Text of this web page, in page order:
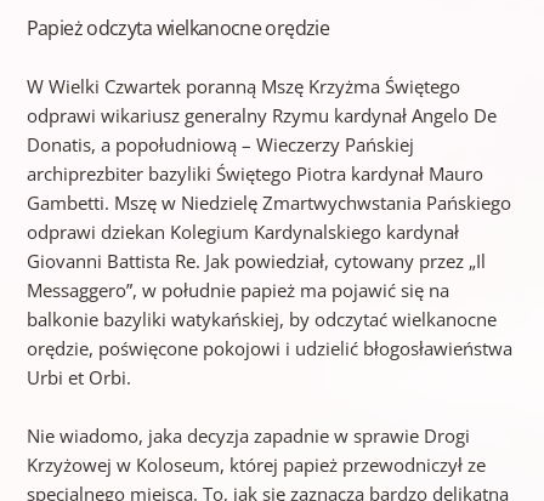
Papież odczyta wielkanocne orędzie
W Wielki Czwartek poranną Mszę Krzyżma Świętego
odprawi wikariusz generalny Rzymu kardynał Angelo De
Donatis, a popołudniową – Wieczerzy Pańskiej
archiprezbiter bazyliki Świętego Piotra kardynał Mauro
Gambetti. Mszę w Niedzielę Zmartwychwstania Pańskiego
odprawi dziekan Kolegium Kardynalskiego kardynał
Giovanni Battista Re. Jak powiedział, cytowany przez „Il
Messaggero”, w południe papież ma pojawić się na
balkonie bazyliki watykańskiej, by odczytać wielkanocne
orędzie, poświęcone pokojowi i udzielić błogosławieństwa
Urbi et Orbi.
Nie wiadomo, jaka decyzja zapadnie w sprawie Drogi
Krzyżowej w Koloseum, której papież przewodniczył ze
specjalnego miejsca. To, jak się zaznacza bardzo delikatna